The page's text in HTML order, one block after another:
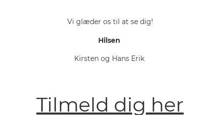
Vi glæder os til at se dig!
Hilsen
Kirsten og Hans Erik
Tilmeld dig her